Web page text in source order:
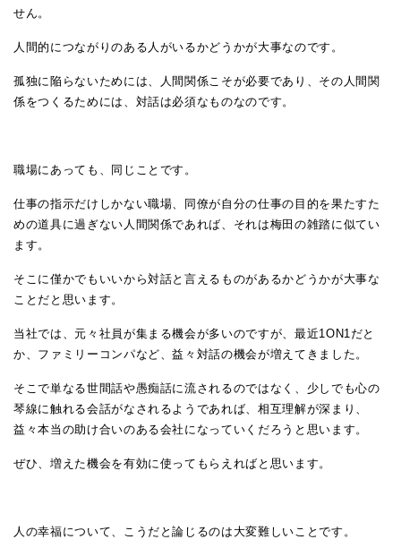
せん。
人間的につながりのある人がいるかどうかが大事なのです。
孤独に陥らないためには、人間関係こそが必要であり、その人間関
係をつくるためには、対話は必須なものなのです。
職場にあっても、同じことです。
仕事の指示だけしかない職場、同僚が自分の仕事の目的を果たすた
めの道具に過ぎない人間関係であれば、それは梅田の雑踏に似てい
ます。
そこに僅かでもいいから対話と言えるものがあるかどうかが大事な
ことだと思います。
当社では、元々社員が集まる機会が多いのですが、最近1ON1だと
か、ファミリーコンパなど、益々対話の機会が増えてきました。
そこで単なる世間話や愚痴話に流されるのではなく、少しでも心の
琴線に触れる会話がなされるようであれば、相互理解が深まり、
益々本当の助け合いのある会社になっていくだろうと思います。
ぜひ、増えた機会を有効に使ってもらえればと思います。
人の幸福について、こうだと論じるのは大変難しいことです。